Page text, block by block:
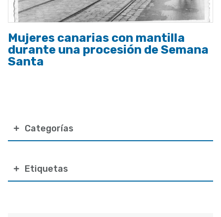
Categorías
Etiquetas
Mujeres canarias con mantilla
durante una procesión de Semana
Santa